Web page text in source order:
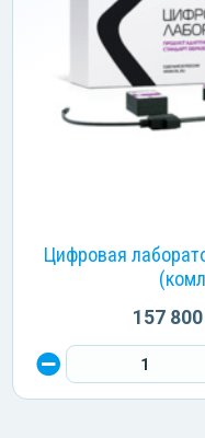
Цифровая
157